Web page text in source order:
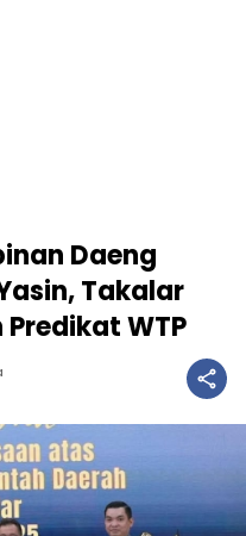
Daeng
Takalar
WTP